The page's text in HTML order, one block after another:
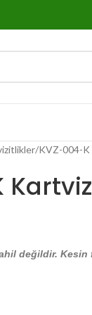
KVZ-004-
değildir.